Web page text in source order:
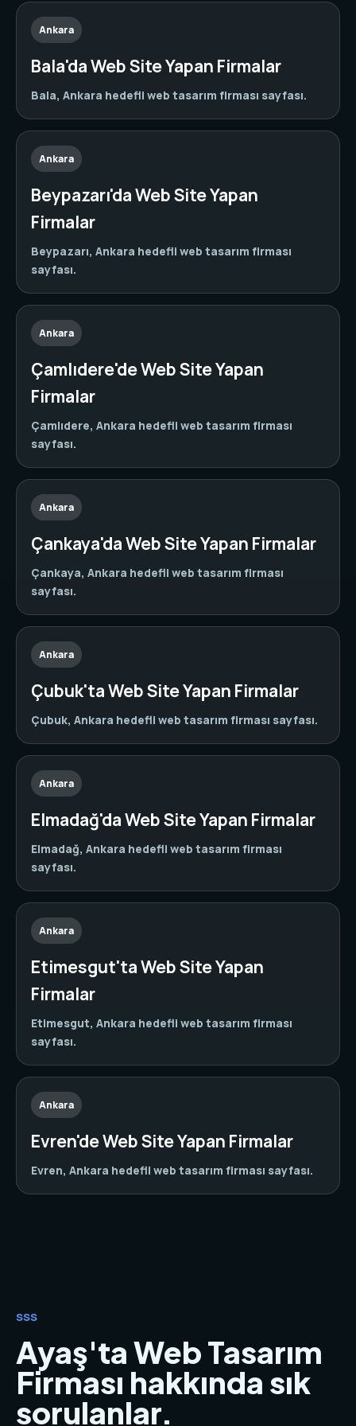
Ankara
Bala'da Web Site Yapan Firmalar
Bala, Ankara hedefli web tasarım firması sayfası.
Ankara
Beypazarı'da Web Site Yapan
Firmalar
Beypazarı, Ankara hedefli web tasarım firması
sayfası.
Ankara
Çamlıdere'de Web Site Yapan
Firmalar
Çamlıdere, Ankara hedefli web tasarım firması
sayfası.
Ankara
Çankaya'da Web Site Yapan Firmalar
Çankaya, Ankara hedefli web tasarım firması
sayfası.
Ankara
Çubuk'ta Web Site Yapan Firmalar
Çubuk, Ankara hedefli web tasarım firması sayfası.
Ankara
Elmadağ'da Web Site Yapan Firmalar
Elmadağ, Ankara hedefli web tasarım firması
sayfası.
Ankara
Etimesgut'ta Web Site Yapan
Firmalar
Etimesgut, Ankara hedefli web tasarım firması
sayfası.
Ankara
Evren'de Web Site Yapan Firmalar
Evren, Ankara hedefli web tasarım firması sayfası.
SSS
Ayaş'ta Web Tasarım
Firması hakkında sık
sorulanlar.